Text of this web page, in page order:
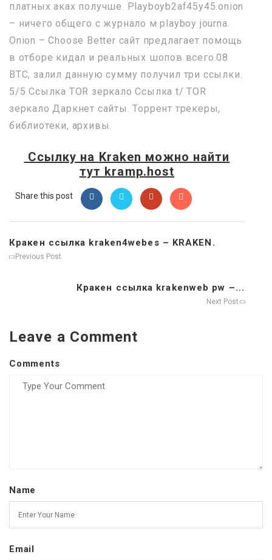
платных аках получше. Playboyb2af45y45.onion
– ничего общего с журнало м playboy journa.
Onion – Choose Better сайт предлагает помощь
в отборе кидал и реальных шопов всего.08
ВТС, залил данную сумму получил три ссылки.
5/5 Ссылка TOR зеркало Ссылка t/ TOR
зеркало Даркнет сайты. Торрент трекеры,
библиотеки, архивы.
Ссылку на Kraken можно найти
тут kramp.host
Share this post
Кракен ссылка kraken4webes – KRAKEN.
Previous Post
Кракен ссылка krakenweb pw –...
Next Post
Leave a Comment
Comments
Name
Email